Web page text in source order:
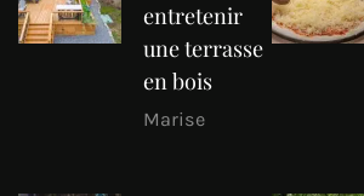
entretenir
une terrasse
en bois
Marise